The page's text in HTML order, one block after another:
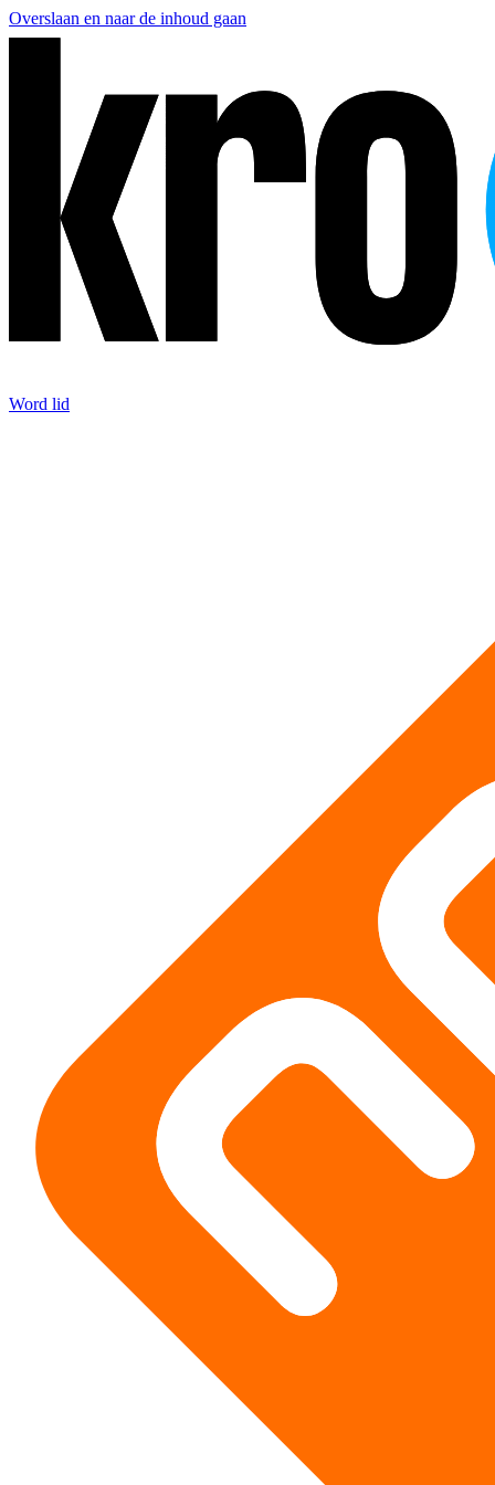
Overslaan en naar de inhoud gaan
Word lid